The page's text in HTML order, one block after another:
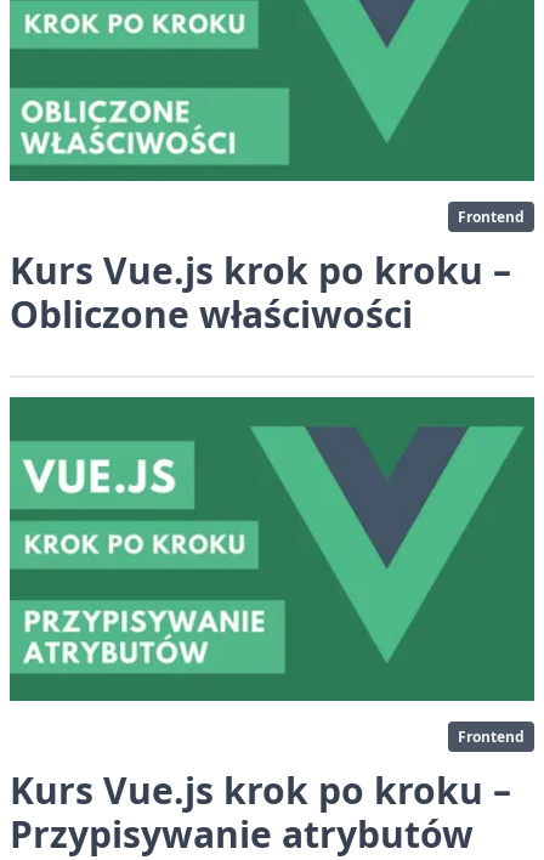
Frontend
Kurs Vue.js krok po kroku –
Obliczone właściwości
Frontend
Kurs Vue.js krok po kroku –
Przypisywanie atrybutów